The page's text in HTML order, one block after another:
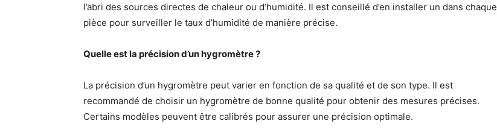
l’abri des sources directes de chaleur ou d’humidité. Il est conseillé d’en installer un dans chaque
pièce pour surveiller le taux d’humidité de manière précise.
Quelle est la précision d’un hygromètre ?
La précision d’un hygromètre peut varier en fonction de sa qualité et de son type. Il est
recommandé de choisir un hygromètre de bonne qualité pour obtenir des mesures précises.
Certains modèles peuvent être calibrés pour assurer une précision optimale.